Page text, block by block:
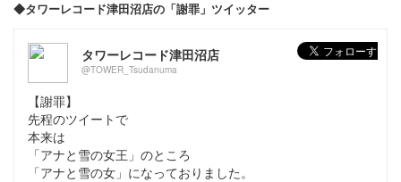
◆タワーレコード津田沼店の「謝罪」ツイッター
タワーレコード津田沼店
@TOWER_Tsudanuma
【謝罪】
先程のツイートで
本来は
「アナと雪の女王」のところ
「アナと雪の女」になっておりました。